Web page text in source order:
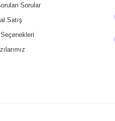
Sorular
Satış